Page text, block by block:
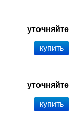
уточняйте
уточняйте